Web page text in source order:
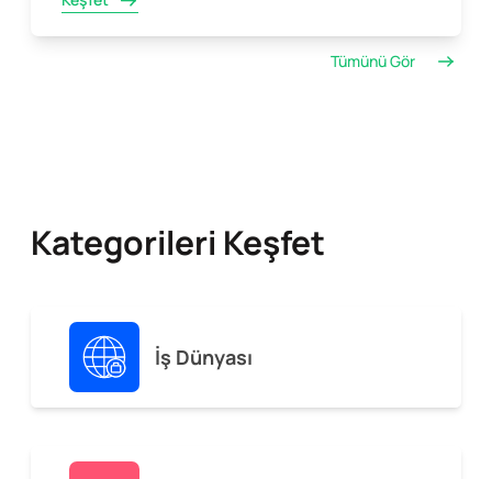
Tümünü Gör
Kategorileri Keşfet
İş Dünyası